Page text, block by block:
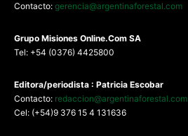
Contacto: gerencia@argentinaforestal.com
Grupo Misiones Online.Com SA
Tel: +54 (0376) 4425800
Editora/periodista : Patricia Escobar
Contacto: redaccion@argentinaforestal.com
Cel: (+54)9 376 15 4 131636